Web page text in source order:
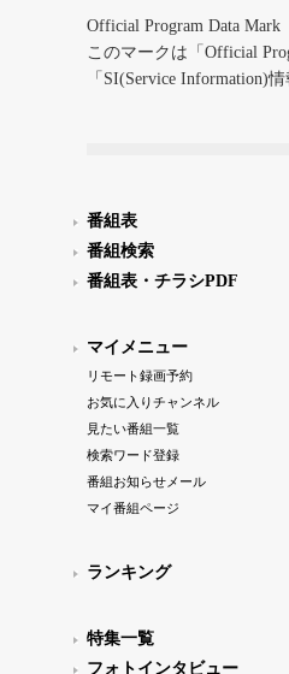
Official Program Data Mark
このマークは「Official
「SI(Service Information)
番組表
番組検索
番組表・チラシPDF
マイメニュー
リモート録画予約
お気に入りチャンネル
見たい番組一覧
検索ワード登録
番組お知らせメール
マイ番組ページ
ランキング
特集一覧
フォトインタビュー